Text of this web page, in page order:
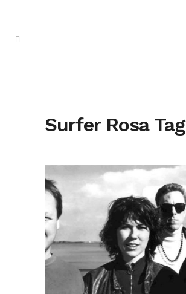
Surfer Rosa Tag